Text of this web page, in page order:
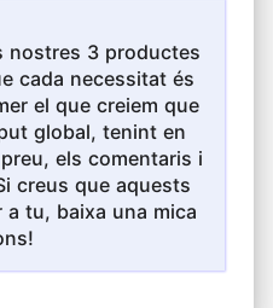
per a controlar eines
de vehicles,
jardineria de
recollida, eines de
a l'aire lliure.
i més embuatats
Guants de treball
a fusteria i fets per a
més segures.
nostres 3 productes
cada necessitat és
el que creiem que
global, tenint en
els comentaris i
creus que aquests
tu, baixa una mica